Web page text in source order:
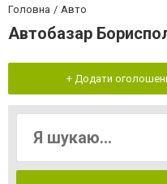
Головна Авто
Автобазар
+ Додати